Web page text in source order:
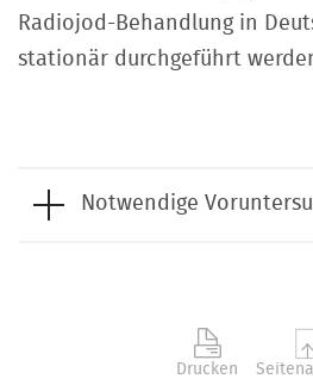
Radiojod-Behandlung in
stationär durchgeführt
Notwendige
Radiojod-Dosis ist
verschieden, deshalb
Drucken